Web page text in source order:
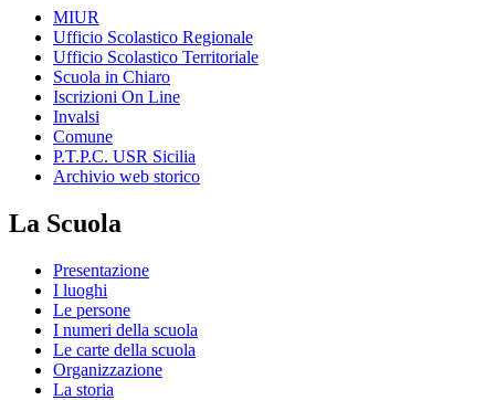
MIUR
Ufficio Scolastico Regionale
Ufficio Scolastico Territoriale
Scuola in Chiaro
Iscrizioni On Line
Invalsi
Comune
P.T.P.C. USR Sicilia
Archivio web storico
La Scuola
Presentazione
I luoghi
Le persone
I numeri della scuola
Le carte della scuola
Organizzazione
La storia